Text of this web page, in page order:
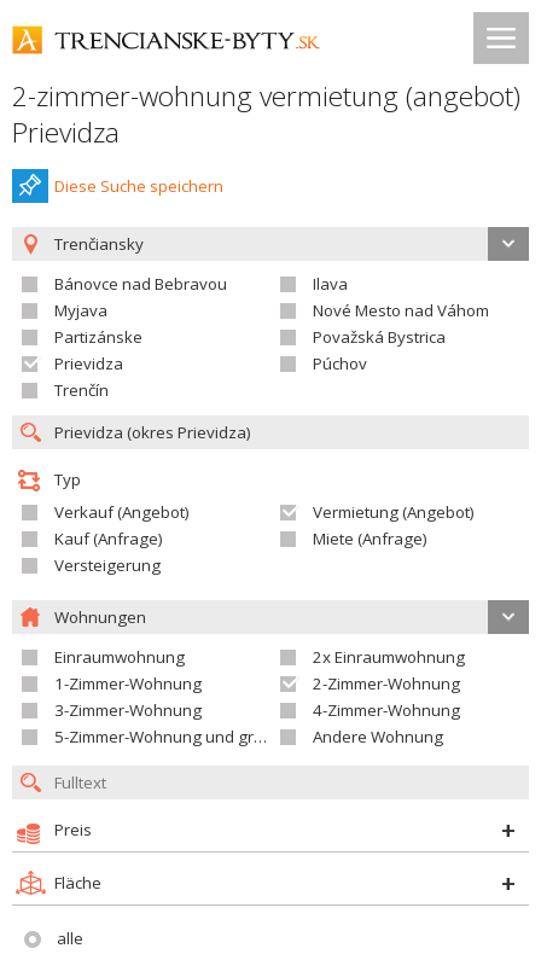
2-zimmer-wohnung vermietung (angebot)
Prievidza
Diese Suche speichern
Trenčiansky
Bánovce nad Bebravou
Ilava
Myjava
Nové Mesto nad Váhom
Partizánske
Považská Bystrica
Prievidza
Púchov
Trenčín
Typ
Verkauf (Angebot)
Vermietung (Angebot)
Kauf (Anfrage)
Miete (Anfrage)
Versteigerung
Wohnungen
Einraumwohnung
2x Einraumwohnung
1-Zimmer-Wohnung
2-Zimmer-Wohnung
3-Zimmer-Wohnung
4-Zimmer-Wohnung
5-Zimmer-Wohnung und größer
Andere Wohnung
Preis
Fläche
alle